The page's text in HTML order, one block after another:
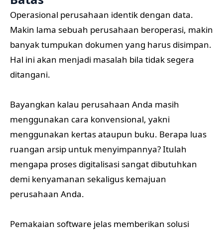
Operasional perusahaan identik dengan data.
Makin lama sebuah perusahaan beroperasi, makin
banyak tumpukan dokumen yang harus disimpan.
Hal ini akan menjadi masalah bila tidak segera
ditangani.
Bayangkan kalau perusahaan Anda masih
menggunakan cara konvensional, yakni
menggunakan kertas ataupun buku. Berapa luas
ruangan arsip untuk menyimpannya? Itulah
mengapa proses digitalisasi sangat dibutuhkan
demi kenyamanan sekaligus kemajuan
perusahaan Anda.
Pemakaian software jelas memberikan solusi